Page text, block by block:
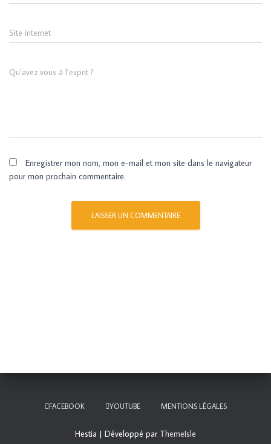
Site internet
Qu’avez vous à l’esprit ?
Enregistrer mon nom, mon e-mail et mon site dans le navigateur
pour mon prochain commentaire.
FACEBOOK YOUTUBE MENTIONS LÉGALES
Hestia | Développé par ThemeIsle